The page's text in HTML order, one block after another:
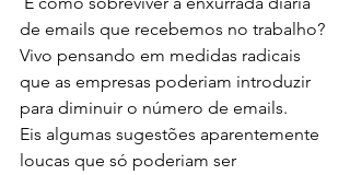
de emails que recebemos no trabalho?
Vivo pensando em medidas radicais
que as empresas poderiam introduzir
para diminuir o número de emails.
Eis algumas sugestões aparentemente
loucas que só poderiam ser